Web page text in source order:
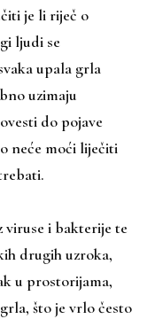
je li riječ o
ljudi se
upala grla
uzimaju
do pojave
neće moći liječiti
viruse i bakterije te
drugih uzroka,
u prostorijama,
što je vrlo često